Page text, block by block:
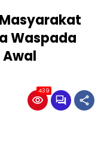
Waspada
Awal
439